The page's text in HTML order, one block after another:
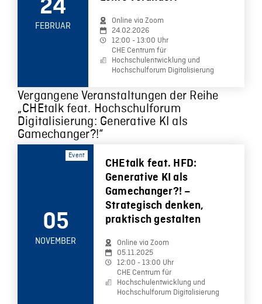
24
FEBRUAR
Online via Zoom
24.02.2026
12:00 - 13:00 Uhr
CHE Centrum für
Hochschulentwicklung und
Hochschulforum Digitalisierung
Vergangene Veranstaltungen der Reihe
„CHEtalk feat. Hochschulforum
Digitalisierung: Generative KI als
Gamechanger?!“
Event
05
NOVEMBER
CHEtalk feat. HFD:
Generative KI als
Gamechanger?! –
Strategisch denken,
praktisch gestalten
Online via Zoom
05.11.2025
12:00 - 13:00 Uhr
CHE Centrum für
Hochschulentwicklung und
Hochschulforum Digitalisierung